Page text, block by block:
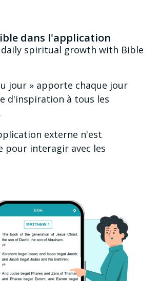
dans l'application
daily spiritual growth with Bible
jour » apporte chaque jour
d'inspiration à tous les
externe n'est
pour interagir avec les